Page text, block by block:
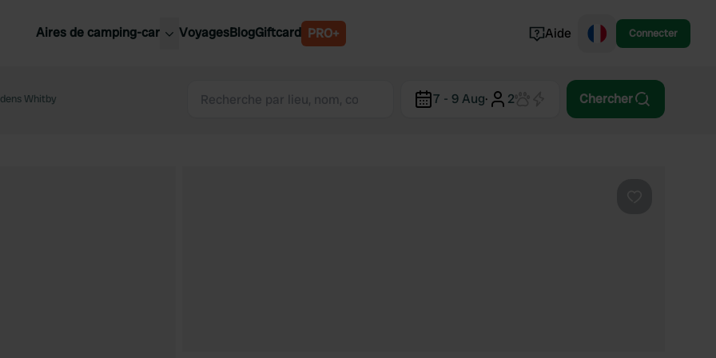
Aires de camping-car
Slovénie
VoyagesBlogGiftcard PRO+ Aide Connecter
Whitby 7 - 9 Aug· 2 Chercher